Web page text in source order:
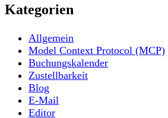
Kategorien
Allgemein
Model Context Protocol (MCP)
Buchungskalender
Zustellbarkeit
Blog
E-Mail
Editor